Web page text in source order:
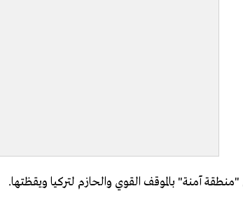
آمنة" بالموقف القوي والحازم لتركيا ويقظتها.